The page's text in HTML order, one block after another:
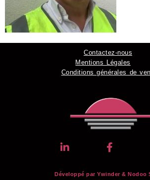
Contactez-nous
Mentions Légales
Conditions générales de
Développé par Ywinder & Nodoo